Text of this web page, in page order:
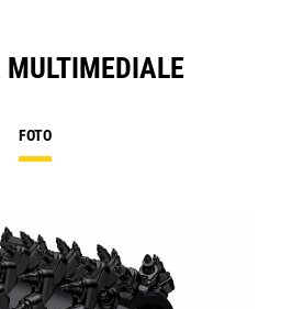
MULTIMEDIALE
FOTO